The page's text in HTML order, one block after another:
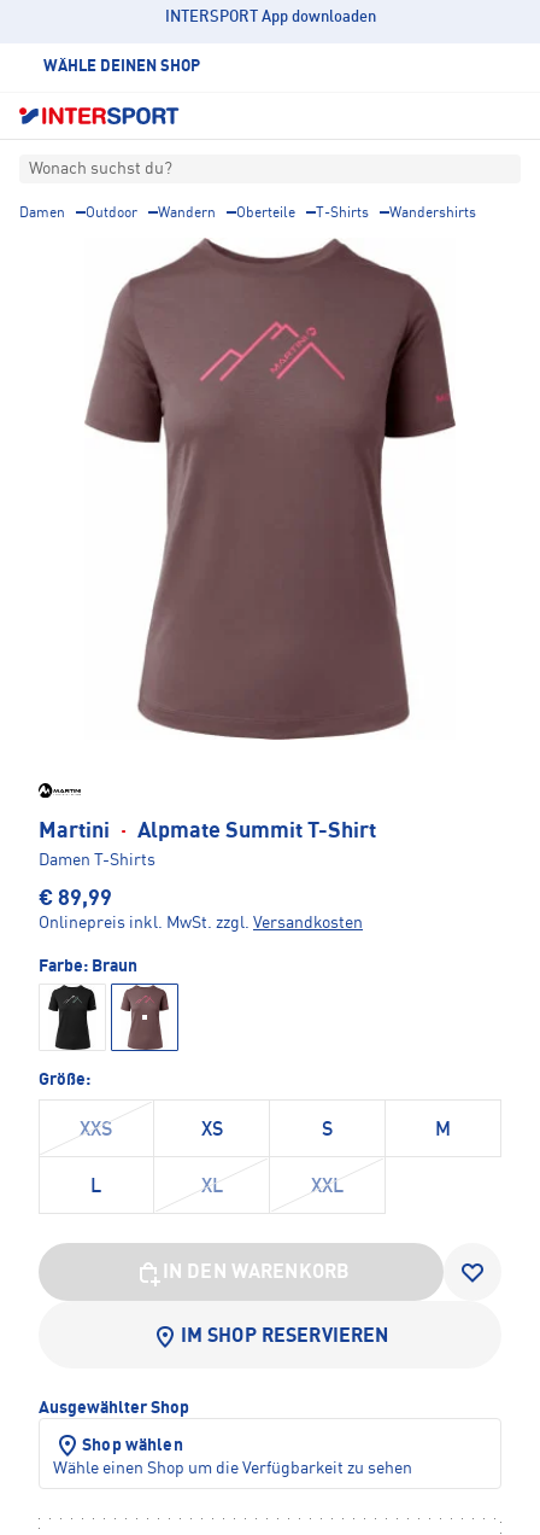
INTERSPORT App downloaden
WÄHLE DEINEN SHOP
Wonach suchst du?
Damen Outdoor Wandern Oberteile T-Shirts Wandershirts
Martini · Alpmate Summit T-Shirt
Damen T-Shirts
€ 89,99
Onlinepreis inkl. MwSt. zzgl. Versandkosten
Farbe: Braun
Größe:
XXS XS S M
L XL XXL
IN DEN WARENKORB
IM SHOP RESERVIEREN
Ausgewählter Shop
Shop wählen
Wähle einen Shop um die Verfügbarkeit zu sehen